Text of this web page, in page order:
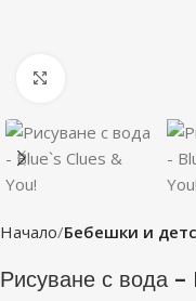
Начало Бебешки и
Рисуване с вода